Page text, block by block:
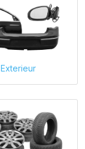
Exterieur